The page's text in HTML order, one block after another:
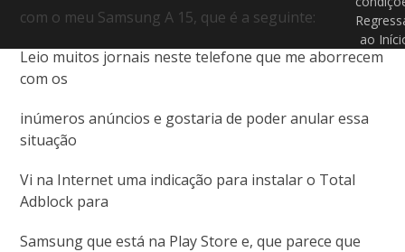
com o meu Samsung A 15, que é a seguinte:
Leio muitos jornais neste telefone que me aborrecem
com os
inúmeros anúncios e gostaria de poder anular essa
situação
Vi na Internet uma indicação para instalar o Total
Adblock para
Samsung que está na Play Store e, que parece que
ao